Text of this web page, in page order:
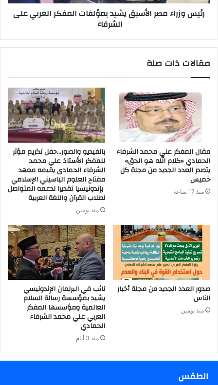
رئيس وزراء مصر الأسبق يشيد بمؤلفات المفكر العربي على
الشرفاء
مقالات ذات صلة
مقال المفكر علي محمد الشرفاء
الحمادي «كلام الله هو الحق»
يتصدر العدد الجديد من مجلة كل
خميس
منذ 17 ساعة
بالفيديو والصور…حفل تكريم مؤثر
للمفكر الأستاذ علي محمد
الشرفاء الحمادى يقيمه معهد
مفتاح العلوم الياسيني الإسلامي
بإندونيسيا تقديرا لدعمه المتواصل
لطلاب القرآن واللغة العربية
منذ يومين
صدور العدد الجديد من مجلة أخبار
الناس
منذ يومين
نائب في البرلمان الإندونيسي
يشيد بمؤسسة رسالة السلام
العالمية ومؤسسها المفكر
العربي علي محمد الشرفاء
الحمادي
منذ 3 أيام
الطقس